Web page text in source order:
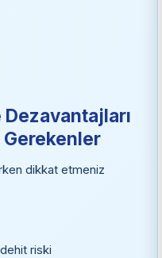
dikkat etmeniz
riski